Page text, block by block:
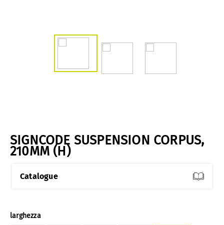
SIGNCODE SUSPENSION CORPUS,
210MM (H)
Catalogue
Seleziona
larghezza